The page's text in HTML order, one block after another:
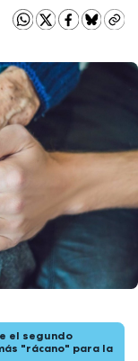
el segundo
"rácano" para la